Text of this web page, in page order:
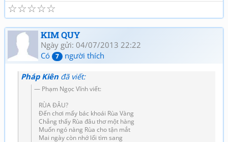
☆
☆
☆
☆
☆
KIM QUY
Ngày gửi: 04/07/2013 22:22
Có
7 người thích
Pháp Kiên đã viết:
Phạm Ngọc Vĩnh viết:
RÙA ĐÂU?
Đến chơi mấy bác khoái Rùa Vàng
Chẳng thấy Rùa đâu thơ một hàng
Muốn ngó nàng Rùa cho tận mắt
Mai ngày còn nhớ lối tìm sang